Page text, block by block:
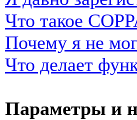
Что такое
Почему я не
Что делает
Параметры и